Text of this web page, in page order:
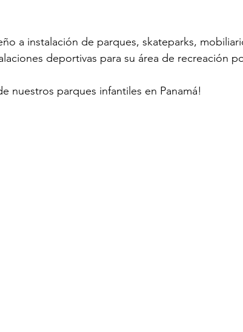
guia de parques infantiles beneficios de parques
deportivas para su área de recreación
nuestros parques infantiles en Panamá!